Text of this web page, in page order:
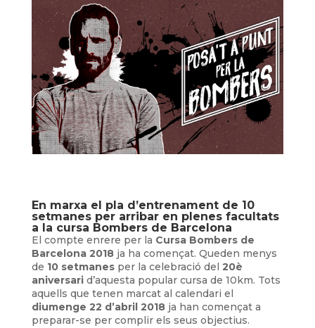
En marxa el pla d’entrenament de 10
setmanes per arribar en plenes facultats
a la cursa Bombers de Barcelona
El compte enrere per la Cursa Bombers de
Barcelona 2018ja ha començat. Queden menys
de 10 setmanesper la celebració del 20è
aniversarid’aquesta popular cursa de 10km. Tots
aquells que tenen marcat al calendari el
diumenge 22 d’abril 2018ja han començat a
preparar-se per complir els seus objectius.